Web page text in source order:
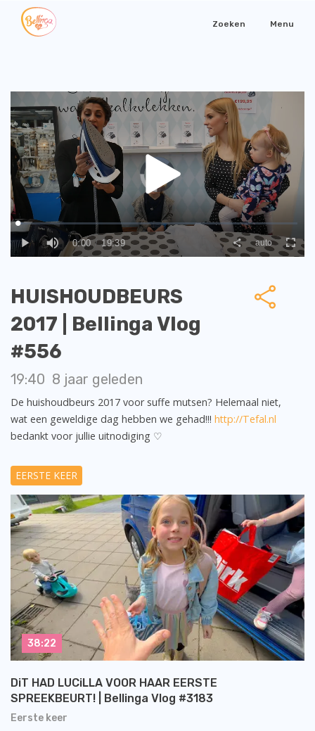
Zoeken Menu
HUISHOUDBEURS
2017 | Bellinga Vlog
#556
19:40 8 jaar geleden
De huishoudbeurs 2017 voor suffe mutsen? Helemaal niet,
wat een geweldige dag hebben we gehad!!! http://Tefal.nl
bedankt voor jullie uitnodiging ♡
EERSTE KEER
Eerste keer
DiT HAD LUCiLLA VOOR HAAR EERSTE
SPREEKBEURT! | Bellinga Vlog #3183
38:22